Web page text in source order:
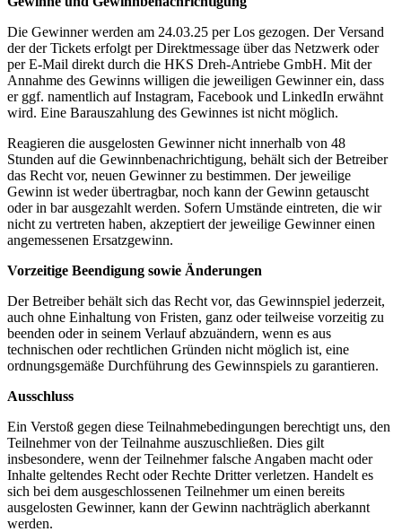
Die Gewinner werden am 24.03.25 per Los gezogen. Der Versand
der der Tickets erfolgt per Direktmessage über das Netzwerk oder
per E-Mail direkt durch die HKS Dreh-Antriebe GmbH. Mit der
Annahme des Gewinns willigen die jeweiligen Gewinner ein, dass
er ggf. namentlich auf Instagram, Facebook und LinkedIn erwähnt
wird. Eine Barauszahlung des Gewinnes ist nicht möglich.
Reagieren die ausgelosten Gewinner nicht innerhalb von 48
Stunden auf die Gewinnbenachrichtigung, behält sich der Betreiber
das Recht vor, neuen Gewinner zu bestimmen. Der jeweilige
Gewinn ist weder übertragbar, noch kann der Gewinn getauscht
oder in bar ausgezahlt werden. Sofern Umstände eintreten, die wir
nicht zu vertreten haben, akzeptiert der jeweilige Gewinner einen
angemessenen Ersatzgewinn.
Vorzeitige Beendigung sowie Änderungen
Der Betreiber behält sich das Recht vor, das Gewinnspiel jederzeit,
auch ohne Einhaltung von Fristen, ganz oder teilweise vorzeitig zu
beenden oder in seinem Verlauf abzuändern, wenn es aus
technischen oder rechtlichen Gründen nicht möglich ist, eine
ordnungsgemäße Durchführung des Gewinnspiels zu garantieren.
Ausschluss
Ein Verstoß gegen diese Teilnahmebedingungen berechtigt uns, den
Teilnehmer von der Teilnahme auszuschließen. Dies gilt
insbesondere, wenn der Teilnehmer falsche Angaben macht oder
Inhalte geltendes Recht oder Rechte Dritter verletzen. Handelt es
sich bei dem ausgeschlossenen Teilnehmer um einen bereits
ausgelosten Gewinner, kann der Gewinn nachträglich aberkannt
werden.